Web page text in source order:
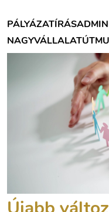
PÁLYÁZATÍRÁS
NAGYVÁLLALAT